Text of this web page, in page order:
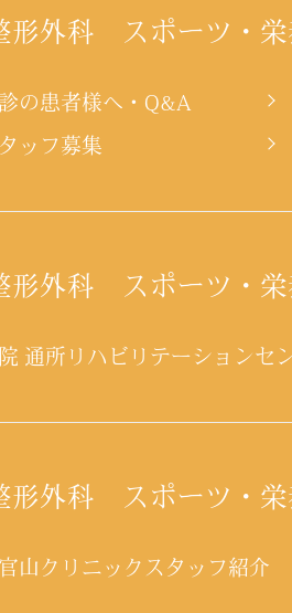
形外科 スポーツ・栄
の患者様へ・Q&A
ッフ募集
形外科 スポーツ・栄
通所リハビリテーションセ
形外科 スポーツ・栄
山クリニックスタッフ紹介